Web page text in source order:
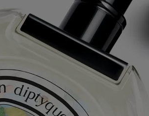
en mil fragmentos
capturado por la vela Pinède de edición
trabajó con verdes profundos, ocres
sombra. Cada tesela está colocada con